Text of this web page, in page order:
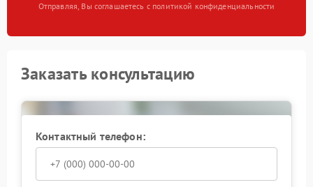
Отправляя, Вы соглашаетесь с политикой конфиденциальности
Заказать консультацию
Контактный телефон: